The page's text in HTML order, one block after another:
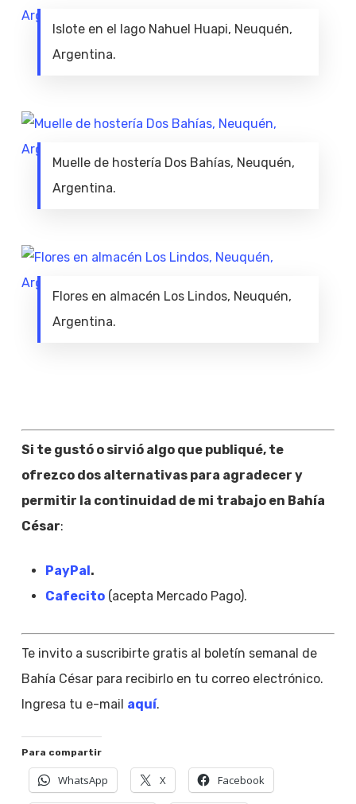
Islote en el lago Nahuel Huapi, Neuquén,
Argentina.
Muelle de hostería Dos Bahías, Neuquén,
Argentina.
Flores en almacén Los Lindos, Neuquén,
Argentina.
Si te gustó o sirvió algo que publiqué, te
ofrezco dos alternativas para agradecer y
permitir la continuidad de mi trabajo en Bahía
César:
PayPal.
Cafecito(acepta Mercado Pago).
Te invito a suscribirte gratis al boletín semanal de
Bahía César para recibirlo en tu correo electrónico.
Ingresa tu e-mail aquí.
Para compartir
WhatsApp X Facebook